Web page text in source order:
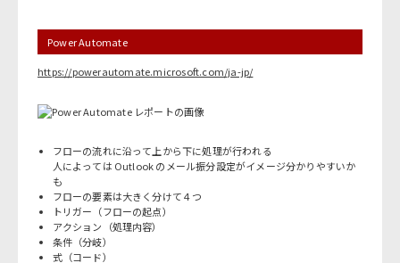
Power Automate
https://powerautomate.microsoft.com/ja-jp/
フローの流れに沿って上から下に処理が行われる
人によっては Outlook のメール振分設定がイメージ分かりやすいか
も
フローの要素は大きく分けて４つ
トリガー（フローの起点）
アクション（処理内容）
条件（分岐）
式（コード）